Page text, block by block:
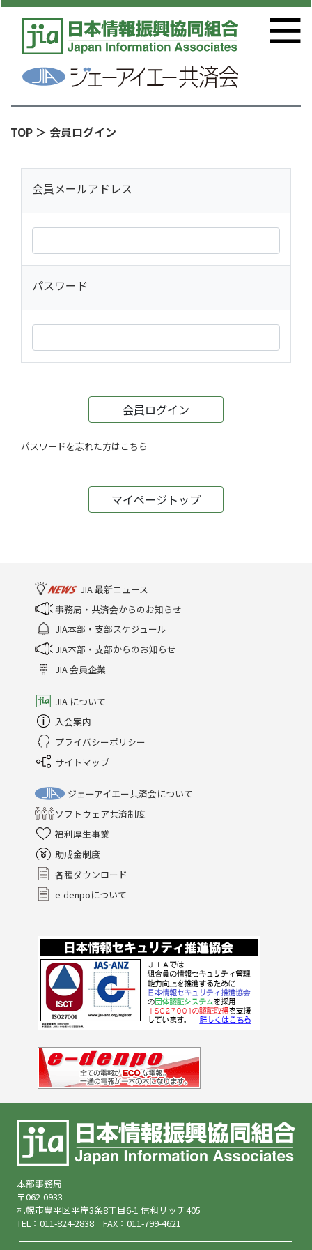
TOP ＞ 会員ログイン
会員メールアドレス
パスワード
会員ログイン
パスワードを忘れた方はこちら
マイページトップ
JIA 最新ニュース
事務局・共済会からのお知らせ
JIA本部・支部スケジュール
JIA本部・支部からのお知らせ
JIA 会員企業
JIA について
入会案内
プライバシーポリシー
サイトマップ
ジェーアイエー共済会について
ソフトウェア共済制度
福利厚生事業
助成金制度
各種ダウンロード
e-denpoについて
本部事務局
〒062-0933
札幌市豊平区平岸3条8丁目6-1 信和リッチ405
TEL：011-824-2838 FAX：011-799-4621